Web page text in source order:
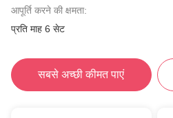
आपूर्ति करने की क्षमता:
प्रति माह 6 सेट
सबसे अच्छी कीमत पाएं